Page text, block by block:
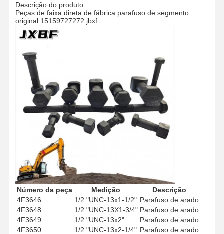
Início Produtos Vídeos
Espetáculo
VR
Descrição do produto
Peças de faixa direta de fábrica parafuso de segmento
original 15159727272 jbxf
Número da peça Medição
Descrição
4F3646
1/2 "UNC-13x1-1/2" Parafuso de arado
4F3648
1/2 "UNC-13X1-3/4" Parafuso de arado
4F3649
1/2 "UNC-13x2"
Parafuso de arado
4F3650
1/2 "UNC-13x2-1/4" Parafuso de arado